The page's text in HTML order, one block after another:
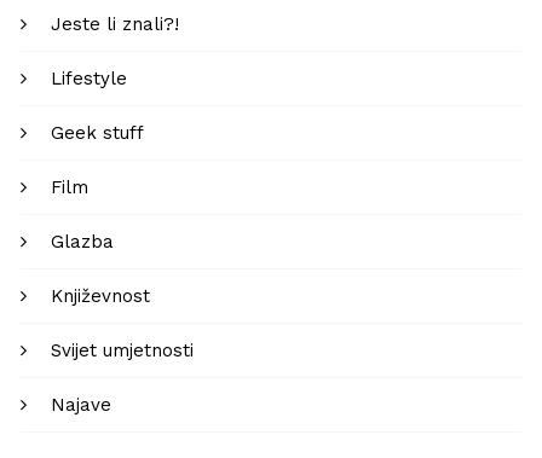
Jeste li znali?!
Lifestyle
Geek stuff
Film
Glazba
Književnost
Svijet umjetnosti
Najave